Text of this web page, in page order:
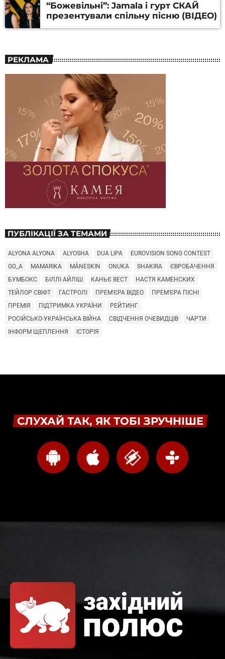
“Божевільні”: Jamala і гурт СКАЙ
презентували спільну пісню (ВІДЕО)
РЕКЛАМА
ПУБЛІКАЦІЇ ЗА ТЕМАМИ
ALYONA ALYONA ALYOSHA DUA LIPA
EUROVISION SONG CONTEST
GO_A
MAMARIKA MÅNESKIN ONUKA SHAKIRA
ЄВРОБАЧЕННЯ
БУМБОКС
БІЛЛІ АЙЛІШ КАНЬЄ ВЕСТ
НАСТЯ КАМЕНСКИХ
ТЕЙЛОР СВІФТ
ГАСТРОЛІ ПРЕМ'ЄРА ВІДЕО
ПРЕМ'ЄРА ПІСНІ
ПРЕМІЯ
ПІДТРИМКА УКРАЇНИ
РЕЙТИНГ
РОСІЙСЬКО-УКРАЇНСЬКА ВІЙНА
СВІДЧЕННЯ ОЧЕВИДЦІВ
ЧАРТИ
ІНФОРМ ЩЕПЛЕННЯ
ІСТОРІЯ
СЛУХАЙ ТАК, ЯК ТОБІ ЗРУЧНІШЕ